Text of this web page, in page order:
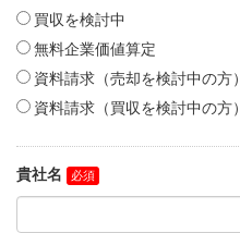
買収を検討中
無料企業価値算定
資料請求（売却を検討中の方）
資料請求（買収を検討中の方）
貴社名